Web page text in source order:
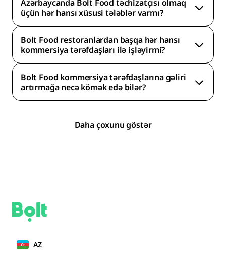
Azərbaycanda Bolt Food təchizatçısı olmaq
üçün hər hansı xüsusi tələblər varmı?
Bolt Food restoranlardan başqa hər hansı
kommersiya tərəfdaşları ilə işləyirmi?
Bolt Food kommersiya tərəfdaşlarına gəliri
artırmağa necə kömək edə bilər?
Daha çoxunu göstər
AZ